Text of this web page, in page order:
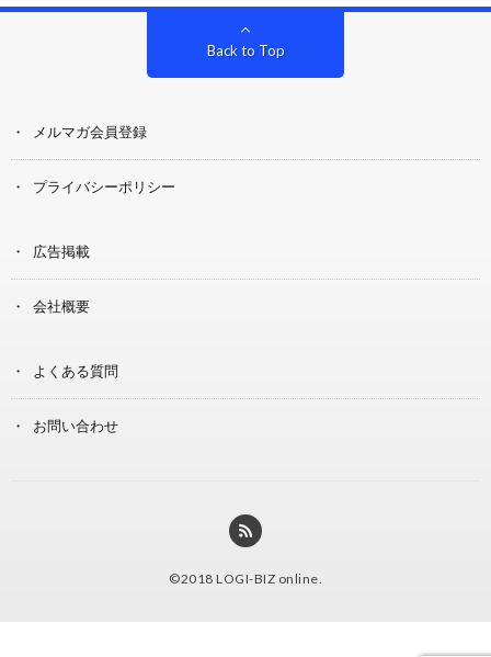
Back to Top
メルマガ会員登録
プライバシーポリシー
広告掲載
会社概要
よくある質問
お問い合わせ
©2018 LOGI-BIZ online